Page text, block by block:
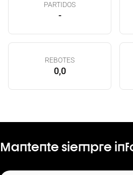
PARTIDOS
-
REBOTES
0,0
Mantente siempre